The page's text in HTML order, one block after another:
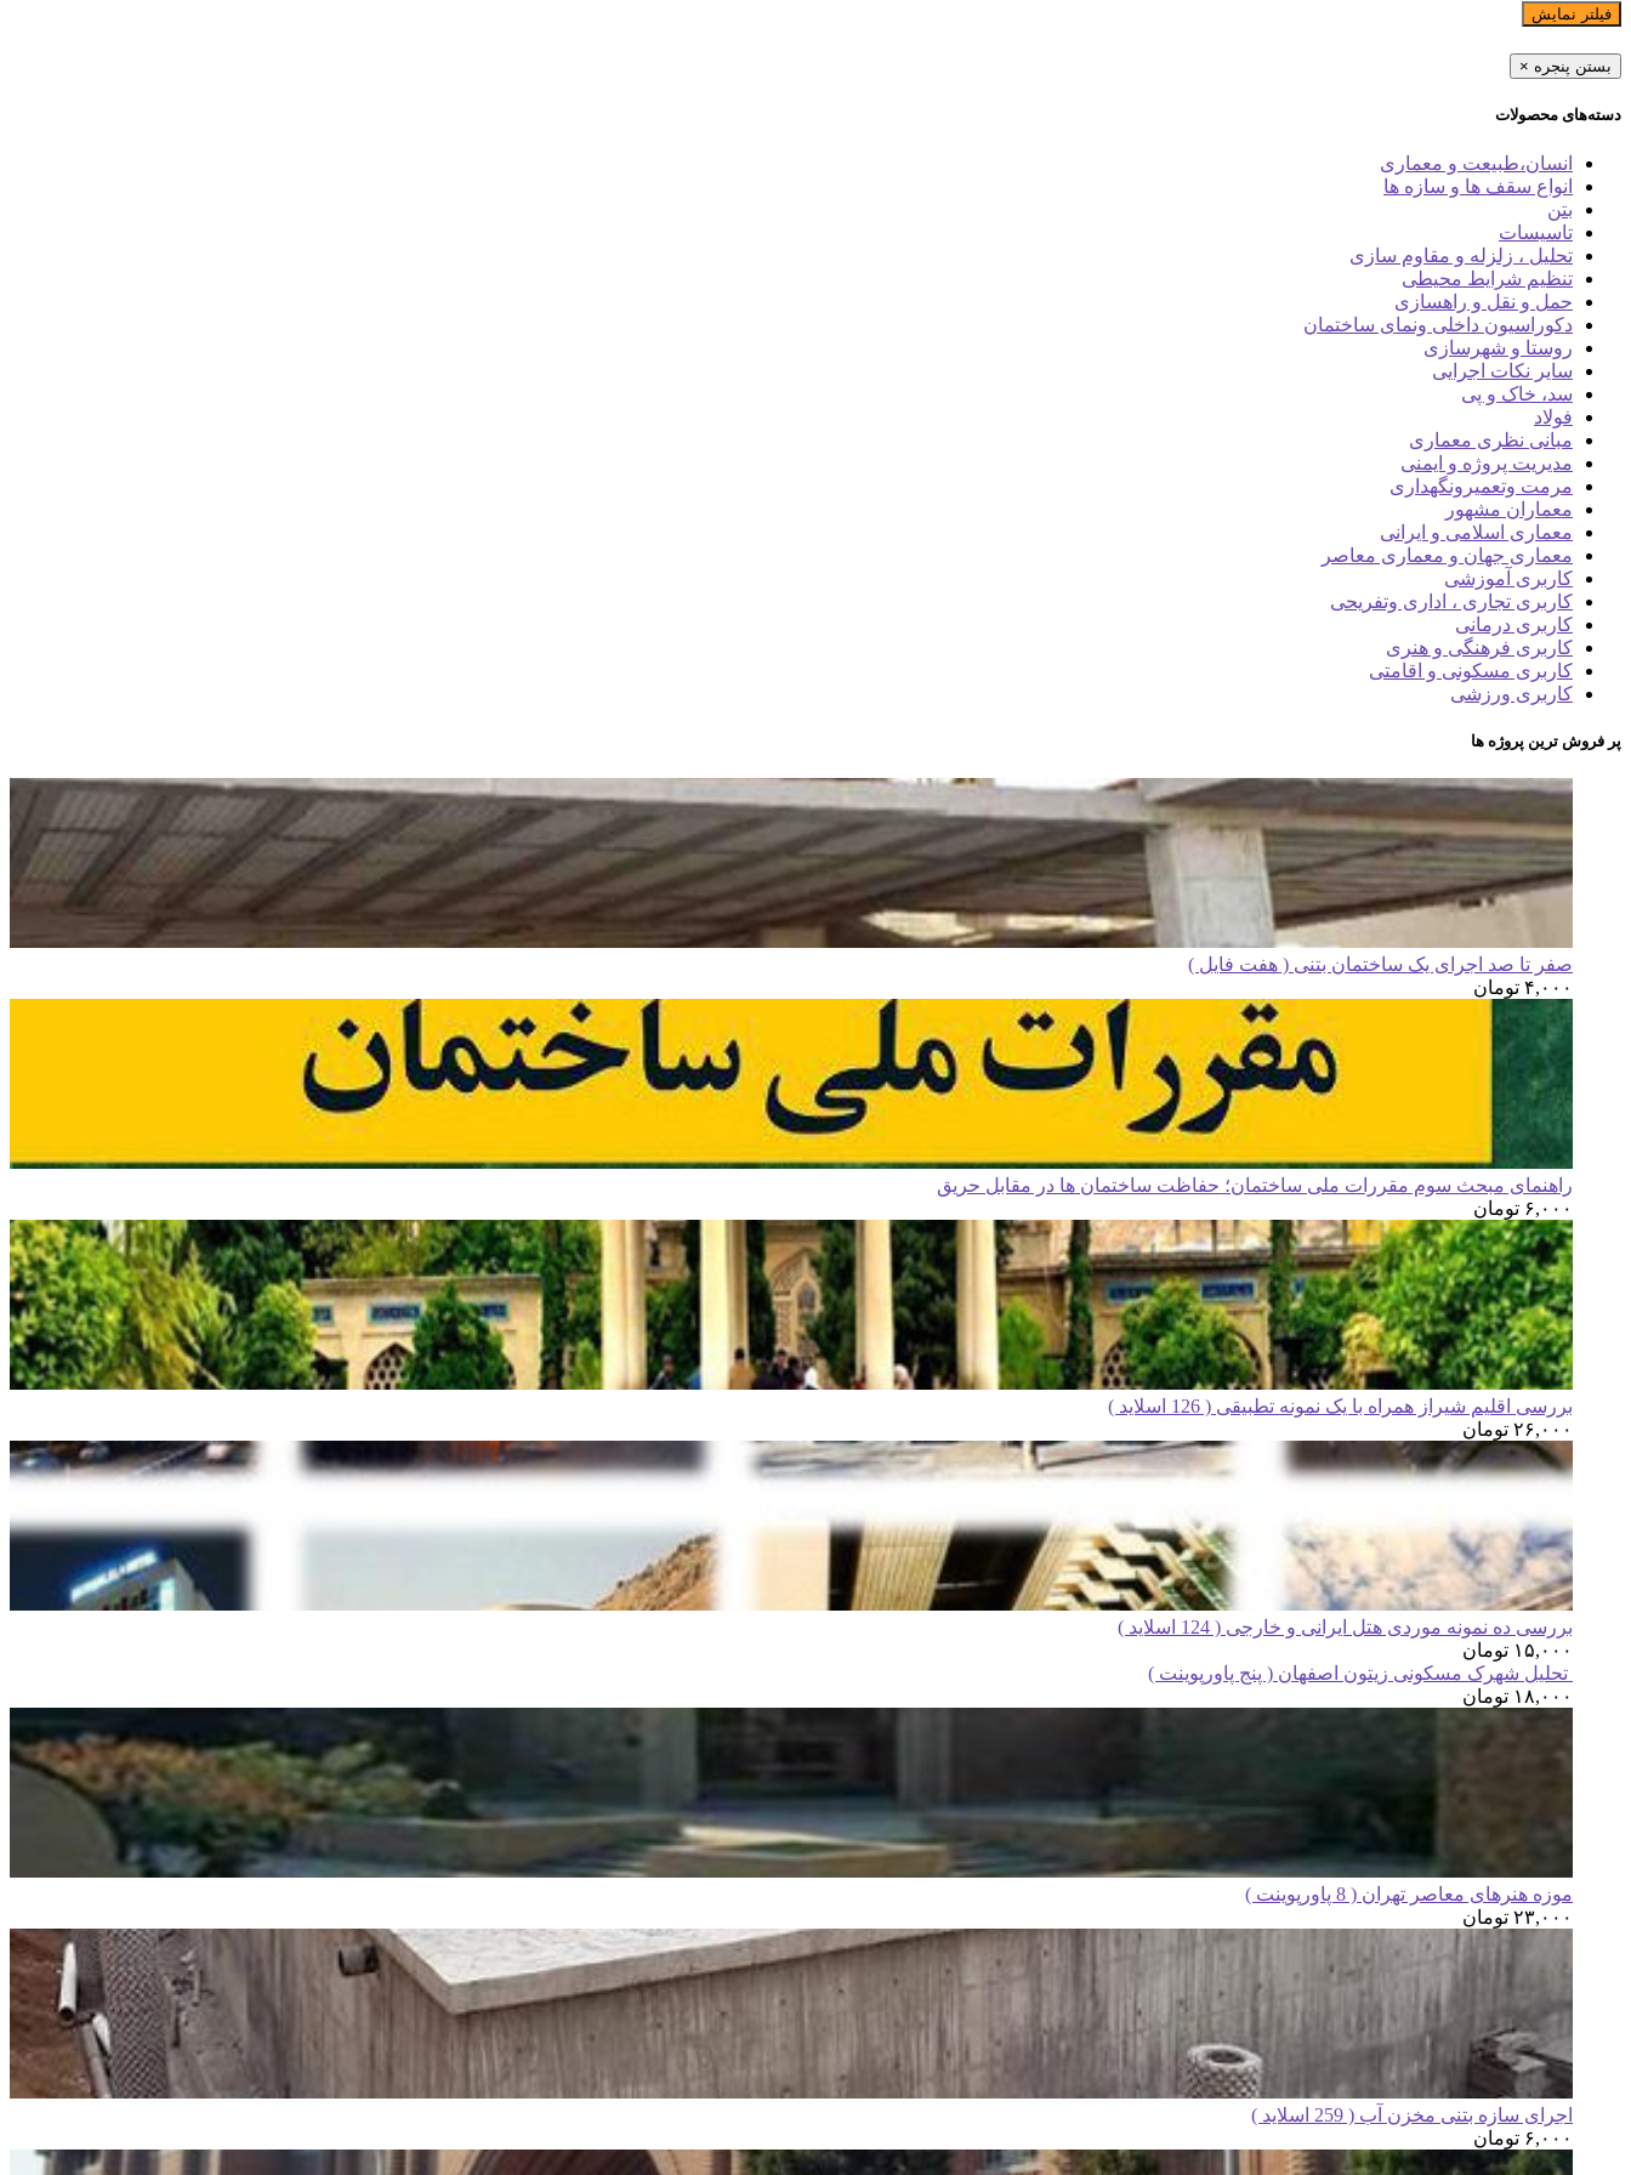
فیلتر نمایش
بستن پنجره ×
دسته‌های محصولات
انسان،طبیعت و معماری
انواع سقف ها و سازه ها
بتن
تاسیسات
تحلیل ، زلزله و مقاوم سازی
تنظیم شرایط محیطی
حمل و نقل و راهسازی
دکوراسیون داخلی ونمای ساختمان
روستا و شهرسازی
سایر نکات اجرایی
سد، خاک و پی
فولاد
مبانی نظری معماری
مدیریت پروژه و ایمنی
مرمت وتعمیرونگهداری
معماران مشهور
معماری اسلامی و ایرانی
معماری جهان و معماری معاصر
کاربری آموزشی
کاربری تجاری ، اداری وتفریحی
کاربری درمانی
کاربری فرهنگی و هنری
کاربری مسکونی و اقامتی
کاربری ورزشی
پر فروش ترین پروژه ها
صفر تا صد اجرای یک ساختمان بتنی ( هفت فایل )
۴,۰۰۰ تومان
راهنمای مبحث سوم مقررات ملی ساختمان؛ حفاظت ساختمان ها در مقابل حریق
۶,۰۰۰ تومان
بررسی اقلیم شیراز همراه با یک نمونه تطبیقی ( 126 اسلاید )
۲۶,۰۰۰ تومان
بررسی ده نمونه موردی هتل ایرانی و خارجی ( 124 اسلاید )
۱۵,۰۰۰ تومان
تحلیل شهرک مسکونی زیتون اصفهان ( پنج پاورپوینت )
۱۸,۰۰۰ تومان
موزه هنرهای معاصر تهران ( 8 پاورپوینت )
۲۳,۰۰۰ تومان
اجرای سازه بتنی مخزن آب ( 259 اسلاید )
۶,۰۰۰ تومان